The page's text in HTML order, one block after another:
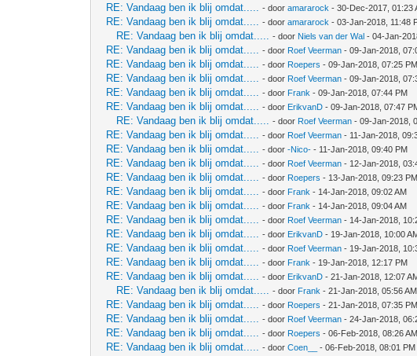
RE: Vandaag ben ik blij omdat..... - dooramararock - 30-Dec-2017, 01:23
RE: Vandaag ben ik blij omdat..... - dooramararock - 03-Jan-2018, 11:48
RE: Vandaag ben ik blij omdat..... - door Niels van der Wal - 04-Jan-
RE: Vandaag ben ik blij omdat..... - door Roef Veerman - 09-Jan-2018,
RE: Vandaag ben ik blij omdat..... - door Roepers - 09-Jan-2018, 07:25 PM
RE: Vandaag ben ik blij omdat..... - door Roef Veerman - 09-Jan-2018,
RE: Vandaag ben ik blij omdat..... - door Frank - 09-Jan-2018, 07:44 PM
RE: Vandaag ben ik blij omdat..... - door ErikvanD - 09-Jan-2018, 07:47
RE: Vandaag ben ik blij omdat..... - door Roef Veerman - 09-Jan-2018,
RE: Vandaag ben ik blij omdat..... - door Roef Veerman - 11-Jan-2018,
RE: Vandaag ben ik blij omdat..... - door-Nico- - 11-Jan-2018, 09:40 PM
RE: Vandaag ben ik blij omdat..... - door Roef Veerman - 12-Jan-2018,
RE: Vandaag ben ik blij omdat..... - door Roepers - 13-Jan-2018, 09:23 PM
RE: Vandaag ben ik blij omdat..... - door Frank - 14-Jan-2018, 09:02 AM
RE: Vandaag ben ik blij omdat..... - door Frank - 14-Jan-2018, 09:04 AM
RE: Vandaag ben ik blij omdat..... - door Roef Veerman - 14-Jan-2018,
RE: Vandaag ben ik blij omdat..... - door ErikvanD - 19-Jan-2018, 10:00
RE: Vandaag ben ik blij omdat..... - door Roef Veerman - 19-Jan-2018,
RE: Vandaag ben ik blij omdat..... - door Frank - 19-Jan-2018, 12:17 PM
RE: Vandaag ben ik blij omdat..... - door ErikvanD - 21-Jan-2018, 12:07
RE: Vandaag ben ik blij omdat..... - door Frank - 21-Jan-2018, 05:56 AM
RE: Vandaag ben ik blij omdat..... - door Roepers - 21-Jan-2018, 07:35 PM
RE: Vandaag ben ik blij omdat..... - door Roef Veerman - 24-Jan-2018,
RE: Vandaag ben ik blij omdat..... - door Roepers - 06-Feb-2018, 08:26 AM
RE: Vandaag ben ik blij omdat..... - doorCoen__ - 06-Feb-2018, 08:01 PM